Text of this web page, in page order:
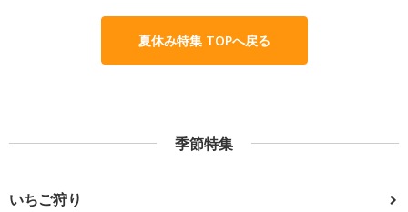
夏休み特集 TOPへ戻る
季節特集
いちご狩り